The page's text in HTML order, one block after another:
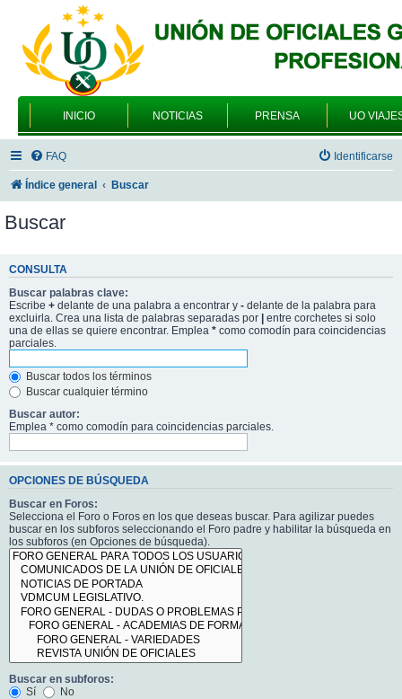
INICIO NOTICIAS PRENSA UO
FAQ Identificarse
Índice general Buscar
Buscar
CONSULTA
Buscar palabras clave:
Escribe + delante de una palabra a encontrar y - delante de la palabra para
excluirla. Crea una lista de palabras separadas por | entre corchetes si solo
una de ellas se quiere encontrar. Emplea * como comodín para coincidencias
parciales.
Buscar todos los términos
Buscar cualquier término
Buscar autor:
Emplea * como comodín para coincidencias parciales.
OPCIONES DE BÚSQUEDA
Buscar en Foros:
Selecciona el Foro o Foros en los que deseas buscar. Para agilizar puedes
buscar en los subforos seleccionando el Foro padre y habilitar la búsqueda en
los subforos (en Opciones de búsqueda).
Buscar en subforos:
Sí
No